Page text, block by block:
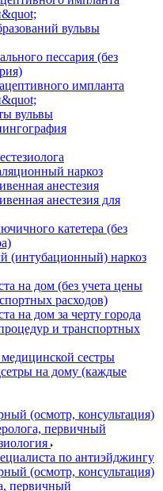
вульвы
пессария (без
импланта
вульвы
наркоз
анестезия
анестезия для
катетера (без
(интубационный) наркоз
на дом (без учета цены
расходов)
на дом за черту города
и транспортных
сестры
на дому (каждые
(осмотр, консультация)
первичный
по антиэйджингу
(осмотр, консультация)
первичный